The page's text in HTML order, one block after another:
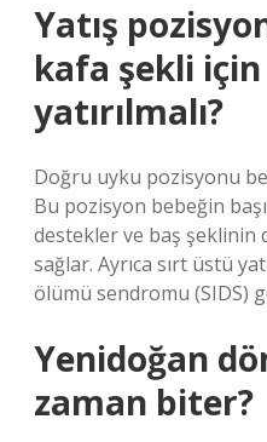
Yatış
kafa şekli için
yatırılmalı?
Doğru uyku pozisyonu
Bu pozisyon bebeğin
destekler ve baş şeklinin
sağlar. Ayrıca sırt üstü
ölümü sendromu (SIDS)
Yenidoğan
zaman biter?